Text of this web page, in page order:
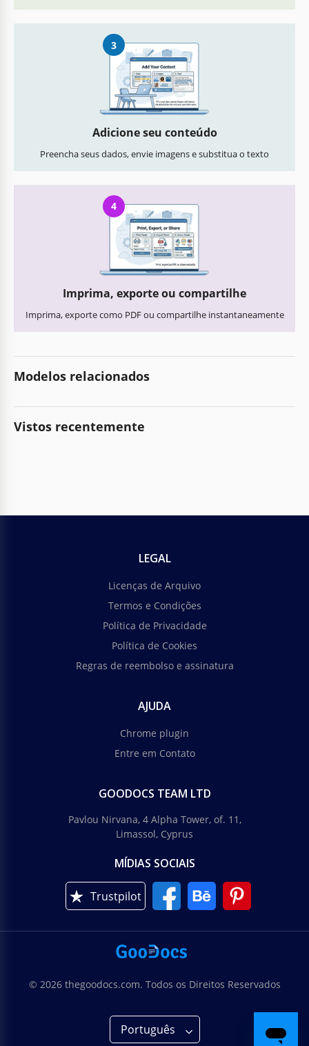
3
Adicione seu conteúdo
Preencha seus dados, envie imagens e substitua o texto
4
Imprima, exporte ou compartilhe
Imprima, exporte como PDF ou compartilhe instantaneamente
Modelos relacionados
Vistos recentemente
LEGAL
Licenças de Arquivo
Termos e Condições
Política de Privacidade
Política de Cookies
Regras de reembolso e assinatura
AJUDA
Chrome plugin
Entre em Contato
GOODOCS TEAM LTD
Pavlou Nirvana, 4 Alpha Tower, of. 11,
Limassol, Cyprus
MÍDIAS SOCIAIS
Trustpilot
© 2026 thegoodocs.com. Todos os Direitos Reservados
Português